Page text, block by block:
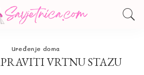
Uređenje doma
VRTNU STAZU